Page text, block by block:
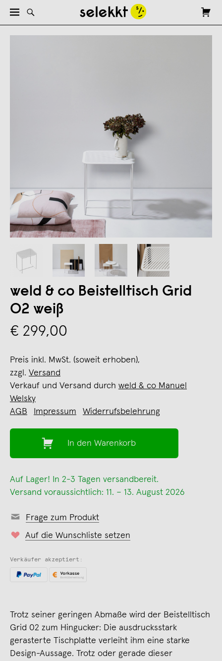
weld & co Beistelltisch Grid
02 weiß
€ 299,00
Preis inkl. MwSt. (soweit erhoben),
zzgl. Versand
Verkauf und Versand durch weld & co Manuel
Welsky
AGB
Impressum Widerrufsbelehrung
In den Warenkorb
Auf Lager! In 2-3 Tagen versandbereit.
Versand voraussichtlich: 11. – 13. August 2026
Frage zum Produkt
Auf die Wunschliste setzen
Verkäufer akzeptiert:
Trotz seiner geringen Abmaße wird der Beistelltisch
Grid 02 zum Hingucker: Die ausdrucksstark
gerasterte Tischplatte verleiht ihm eine starke
Design-Aussage. Trotz oder gerade dieser